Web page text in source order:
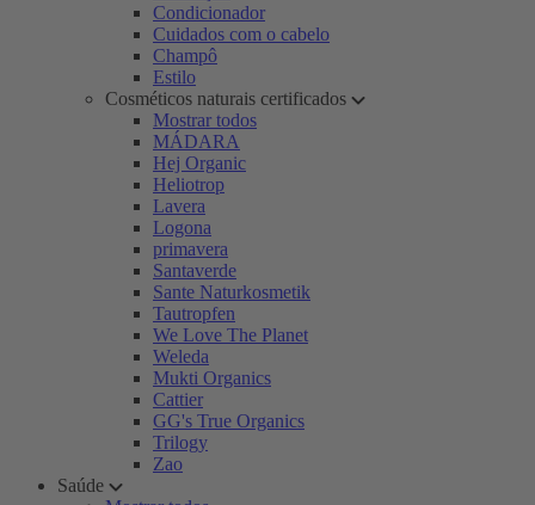
Condicionador
Cuidados com o cabelo
Champô
Estilo
Cosméticos naturais certificados
Mostrar todos
MÁDARA
Hej Organic
Heliotrop
Lavera
Logona
primavera
Santaverde
Sante Naturkosmetik
Tautropfen
We Love The Planet
Weleda
Mukti Organics
Cattier
GG's True Organics
Trilogy
Zao
Saúde